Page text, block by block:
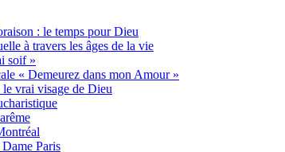
: le temps pour Dieu
à travers les âges de la vie
soif »
« Demeurez dans mon Amour »
vrai visage de Dieu
Paris